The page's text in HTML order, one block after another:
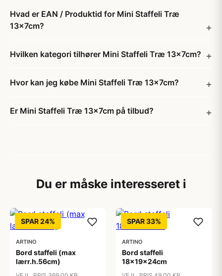
Hvad er EAN / Produktid for Mini Staffeli Træ
13x7cm?
Hvilken kategori tilhører Mini Staffeli Træ 13x7cm?
Hvor kan jeg købe Mini Staffeli Træ 13x7cm?
Er Mini Staffeli Træ 13x7cm på tilbud?
Du er måske interesseret i
SPAR 24%
ARTINO
Bord staffeli (max
lærr.h.56cm)
SPAR 33%
ARTINO
Bord staffeli
18x19x24cm